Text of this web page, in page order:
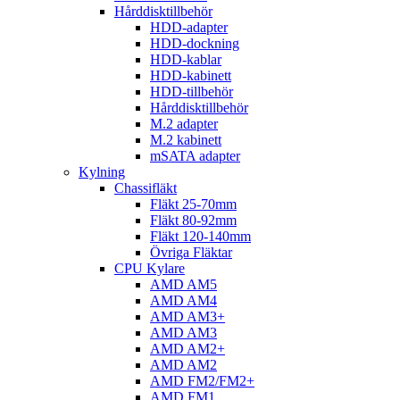
Hårddisktillbehör
HDD-adapter
HDD-dockning
HDD-kablar
HDD-kabinett
HDD-tillbehör
Hårddisktillbehör
M.2 adapter
M.2 kabinett
mSATA adapter
Kylning
Chassifläkt
Fläkt 25-70mm
Fläkt 80-92mm
Fläkt 120-140mm
Övriga Fläktar
CPU Kylare
AMD AM5
AMD AM4
AMD AM3+
AMD AM3
AMD AM2+
AMD AM2
AMD FM2/FM2+
AMD FM1